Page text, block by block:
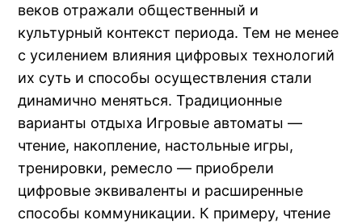
веков отражали общественный и
культурный контекст периода. Тем не менее
с усилением влияния цифровых технологий
их суть и способы осуществления стали
динамично меняться. Традиционные
варианты отдыха Игровые автоматы —
чтение, накопление, настольные игры,
тренировки, ремесло — приобрели
цифровые эквиваленты и расширенные
способы коммуникации. К примеру, чтение